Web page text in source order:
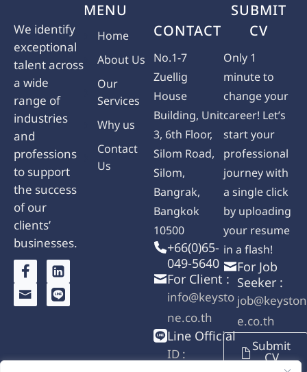
We identify
exceptional
talent across
a wide
range of
industries
and
professions
to support
the success
of our
clients’
businesses.
MENU
Home
About Us
Our
Services
Why us
Contact
Us
CONTACT
No.1-7
Zuellig
House
Building, Unit
3, 6th Floor,
Silom Road,
Silom,
Bangrak,
Bangkok
10500
+66(0)65-
049-5640
For Client :
info@keysto
ne.co.th
Line Official
ID :
SUBMIT
CV
Only 1
minute to
change your
career! Let’s
start your
professional
journey with
a single click
by uploading
your resume
in a flash!
For Job
Seeker :
job@keyston
e.co.th
Submit
CV